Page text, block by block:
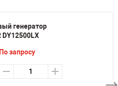
генератор
DY12500LX
По запросу